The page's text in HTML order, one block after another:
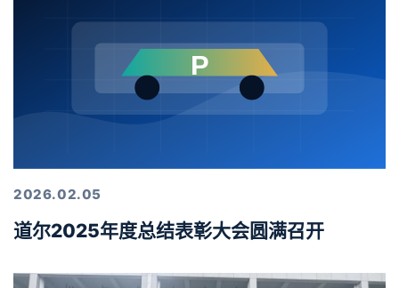
2026.02.05
道尔2025年度总结表彰大会圆满召开